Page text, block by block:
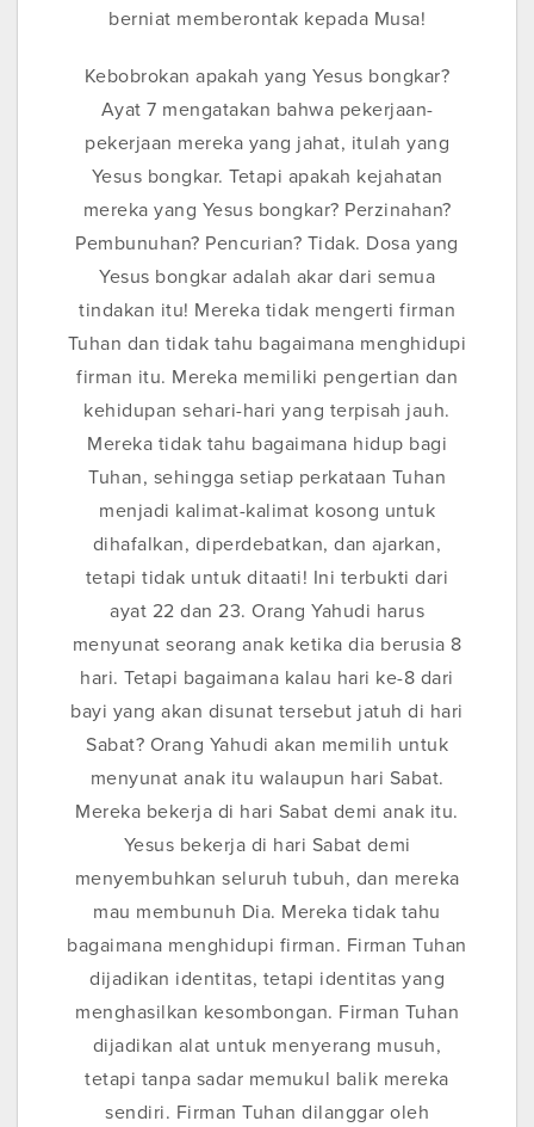
berniat memberontak kepada Musa!
Kebobrokan apakah yang Yesus bongkar?
Ayat 7 mengatakan bahwa pekerjaan-
pekerjaan mereka yang jahat, itulah yang
Yesus bongkar. Tetapi apakah kejahatan
mereka yang Yesus bongkar? Perzinahan?
Pembunuhan? Pencurian? Tidak. Dosa yang
Yesus bongkar adalah akar dari semua
tindakan itu! Mereka tidak mengerti firman
Tuhan dan tidak tahu bagaimana menghidupi
firman itu. Mereka memiliki pengertian dan
kehidupan sehari-hari yang terpisah jauh.
Mereka tidak tahu bagaimana hidup bagi
Tuhan, sehingga setiap perkataan Tuhan
menjadi kalimat-kalimat kosong untuk
dihafalkan, diperdebatkan, dan ajarkan,
tetapi tidak untuk ditaati! Ini terbukti dari
ayat 22 dan 23. Orang Yahudi harus
menyunat seorang anak ketika dia berusia 8
hari. Tetapi bagaimana kalau hari ke-8 dari
bayi yang akan disunat tersebut jatuh di hari
Sabat? Orang Yahudi akan memilih untuk
menyunat anak itu walaupun hari Sabat.
Mereka bekerja di hari Sabat demi anak itu.
Yesus bekerja di hari Sabat demi
menyembuhkan seluruh tubuh, dan mereka
mau membunuh Dia. Mereka tidak tahu
bagaimana menghidupi firman. Firman Tuhan
dijadikan identitas, tetapi identitas yang
menghasilkan kesombongan. Firman Tuhan
dijadikan alat untuk menyerang musuh,
tetapi tanpa sadar memukul balik mereka
sendiri. Firman Tuhan dilanggar oleh